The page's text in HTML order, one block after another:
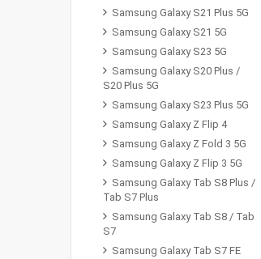
Samsung Galaxy S21 Plus 5G
Samsung Galaxy S21 5G
Samsung Galaxy S23 5G
Samsung Galaxy S20 Plus /
S20 Plus 5G
Samsung Galaxy S23 Plus 5G
Samsung Galaxy Z Flip 4
Samsung Galaxy Z Fold 3 5G
Samsung Galaxy Z Flip 3 5G
Samsung Galaxy Tab S8 Plus /
Tab S7 Plus
Samsung Galaxy Tab S8 / Tab
S7
Samsung Galaxy Tab S7 FE